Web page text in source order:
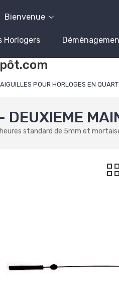
Bienvenue
Horlogers
AIGUILLES POUR HORLOGES EN
DEUXIEME
d'heures standard de 5mm et